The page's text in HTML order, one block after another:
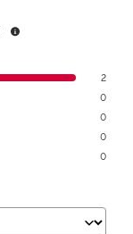
2
0
0
0
0